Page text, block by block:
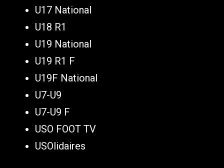
U17 National
U18 R1
U19 National
U19 R1 F
U19F National
U7-U9
U7-U9 F
USO FOOT TV
USOlidaires